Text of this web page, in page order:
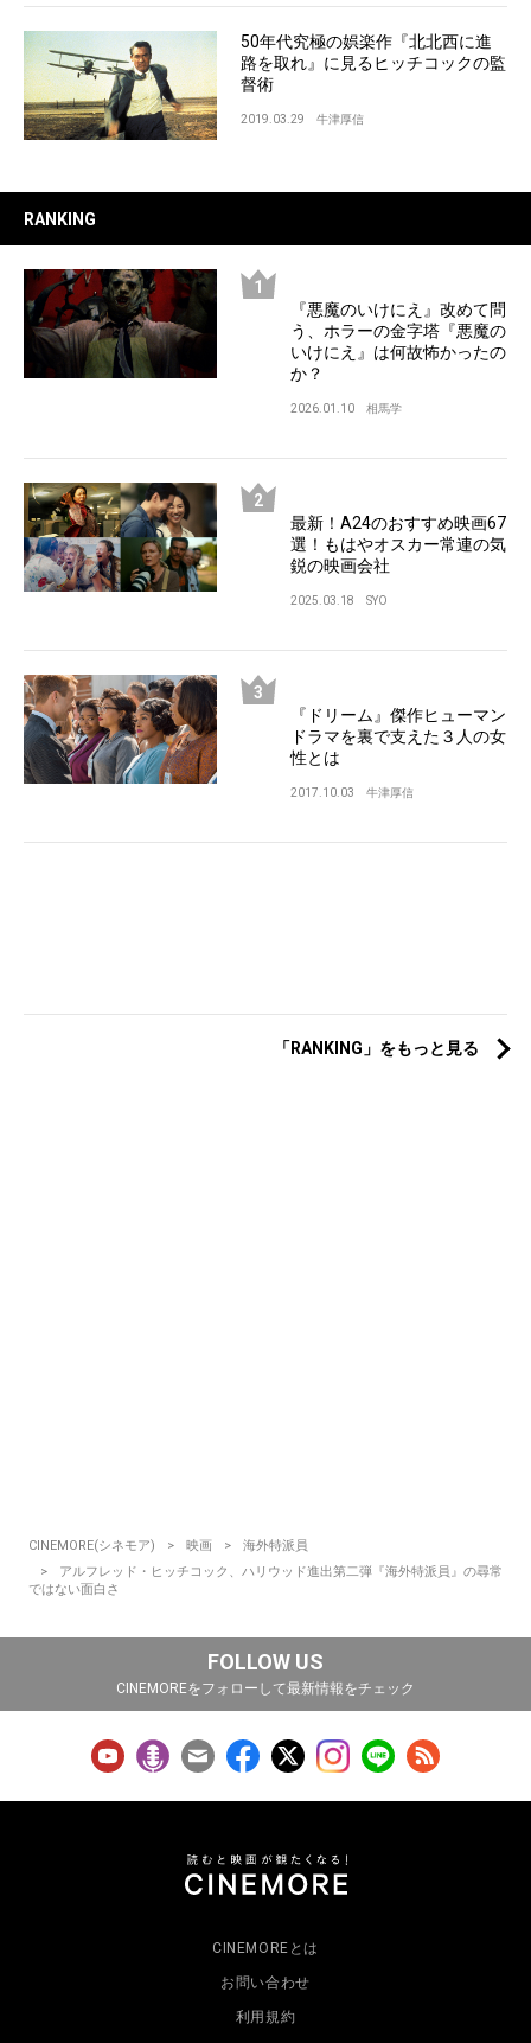
50年代究極の娯楽作『北北西に進
路を取れ』に見るヒッチコックの監
督術
2019.03.29 牛津厚信
RANKING
『悪魔のいけにえ』改めて問
う、ホラーの金字塔『悪魔の
いけにえ』は何故怖かったの
か？
2026.01.10 相馬学
最新！A24のおすすめ映画67
選！もはやオスカー常連の気
鋭の映画会社
2025.03.18 SYO
『ドリーム』傑作ヒューマン
ドラマを裏で支えた３人の女
性とは
2017.10.03 牛津厚信
「RANKING」をもっと見る
CINEMORE(シネモア) 映画
海外特派員
アルフレッド・ヒッチコック、ハリウッド進出第二弾『海外特派員』の尋常
ではない面白さ
FOLLOW US
CINEMOREをフォローして最新情報をチェック
CINEMOREとは
お問い合わせ
利用規約